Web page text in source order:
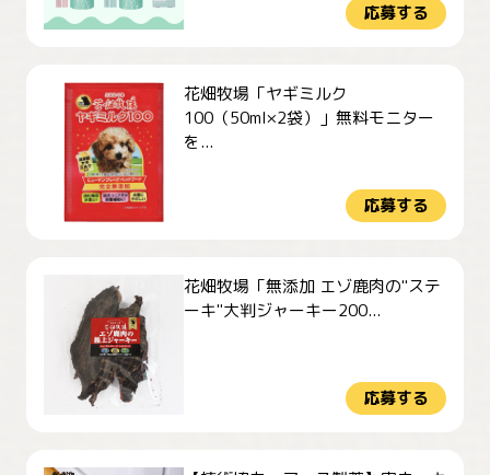
応募する
花畑牧場「ヤギミルク
100（50ml×2袋）」無料モニター
を...
応募する
花畑牧場「無添加 エゾ鹿肉の"ステ
ーキ"大判ジャーキー200...
応募する